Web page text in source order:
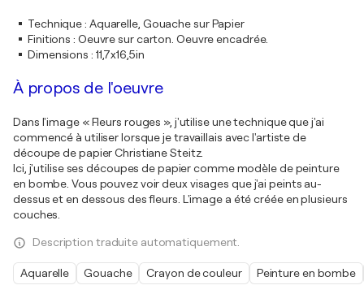
Technique: Aquarelle, Gouache sur Papier
Finitions : Oeuvre sur carton. Oeuvre encadrée.
Dimensions : 11,7x16,5in
À propos de l'oeuvre
Dans l'image « Fleurs rouges », j'utilise une technique que j'ai
commencé à utiliser lorsque je travaillais avec l'artiste de
découpe de papier Christiane Steitz.
Ici, j'utilise ses découpes de papier comme modèle de peinture
en bombe. Vous pouvez voir deux visages que j'ai peints au-
dessus et en dessous des fleurs. L'image a été créée en plusieurs
couches.
Description traduite automatiquement.
Aquarelle Gouache Crayon de couleur Peinture en bombe